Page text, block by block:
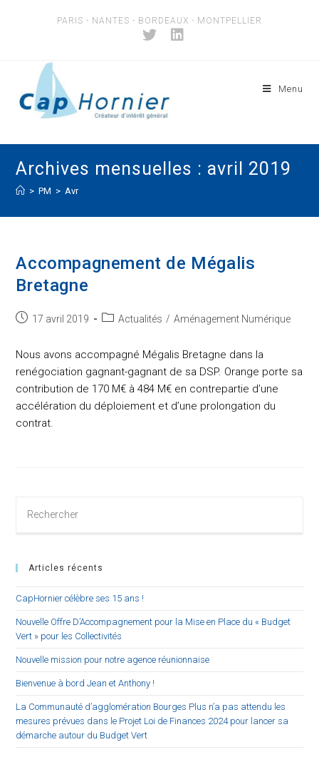
PARIS - NANTES - BORDEAUX - MONTPELLIER
Menu
Archives mensuelles : avril 2019
> PM > Avr
Accompagnement de Mégalis
Bretagne
Post17 avril 2019
PostActualités / Aménagement Numérique
Nous avons accompagné Mégalis Bretagne dans la
renégociation gagnant-gagnant de sa DSP. Orange porte sa
contribution de 170 M€ à 484 M€ en contrepartie d’une
accélération du déploiement et d’une prolongation du
contrat.
sur
Articles récents
CapHornier célèbre ses 15 ans !
Nouvelle Offre D’Accompagnement pour la Mise en Place du « Budget
Vert » pour les Collectivités
Nouvelle mission pour notre agence réunionnaise
Bienvenue à bord Jean et Anthony !
La Communauté d’agglomération Bourges Plus n’a pas attendu les
mesures prévues dans le Projet Loi de Finances 2024 pour lancer sa
démarche autour du Budget Vert